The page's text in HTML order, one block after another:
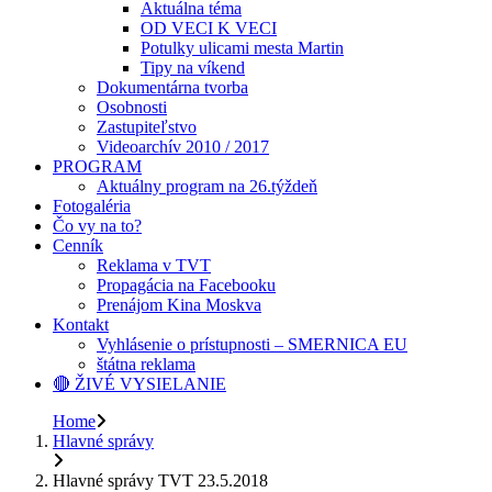
Aktuálna téma
OD VECI K VECI
Potulky ulicami mesta Martin
Tipy na víkend
Dokumentárna tvorba
Osobnosti
Zastupiteľstvo
Videoarchív 2010 / 2017
PROGRAM
Aktuálny program na 26.týždeň
Fotogaléria
Čo vy na to?
Cenník
Reklama v TVT
Propagácia na Facebooku
Prenájom Kina Moskva
Kontakt
Vyhlásenie o prístupnosti – SMERNICA EU
štátna reklama
🔴 ŽIVÉ VYSIELANIE
Home
Hlavné správy
Hlavné správy TVT 23.5.2018